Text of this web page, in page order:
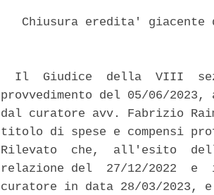
Chiusura eredita'
Il  Giudice  della  VIII
provvedimento del 05/06/
dal curatore avv. Fabrizio
titolo di spese e compensi
Rilevato  che,  all'esito
relazione del  27/12/2022
curatore in data 28/03/